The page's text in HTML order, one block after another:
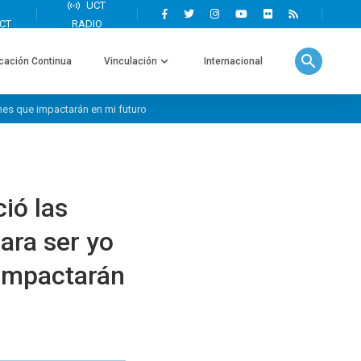
Continua Vinculación Internacional search
que impactarán en mi futuro
las
ser yo